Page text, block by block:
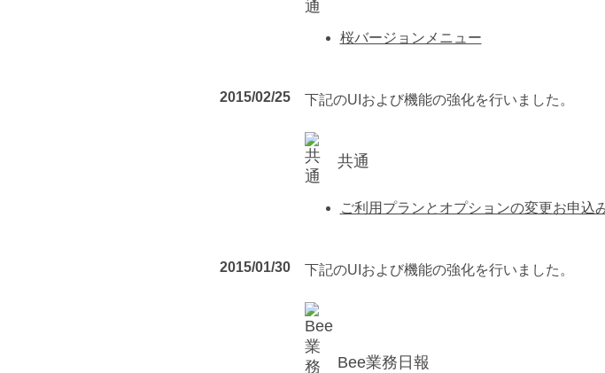
桜バージョンメニュー
2015/02/25 下記のUIおよび機能の強化を行いました。
共通
ご利用プランとオプションの変更お申込
2015/01/30 下記のUIおよび機能の強化を行いました。
Bee業務日報